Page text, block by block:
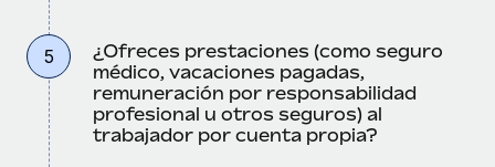
5
¿Ofreces prestaciones (como seguro
médico, vacaciones pagadas,
remuneración por responsabilidad
profesional u otros seguros) al
trabajador por cuenta propia?